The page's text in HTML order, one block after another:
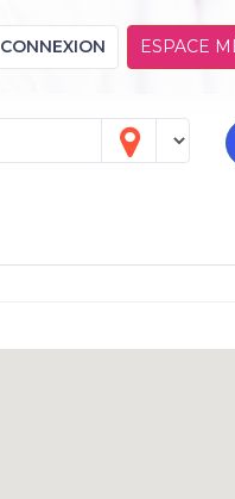
CONNEXION ESPACE